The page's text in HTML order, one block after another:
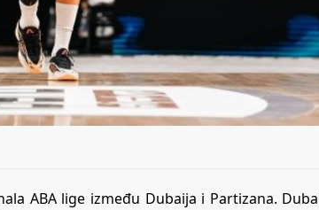
ABA lige između Dubaija i Partizana.